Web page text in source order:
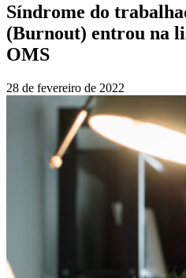
Síndrome do
(Burnout) entrou na
OMS
28 de fevereiro de 2022